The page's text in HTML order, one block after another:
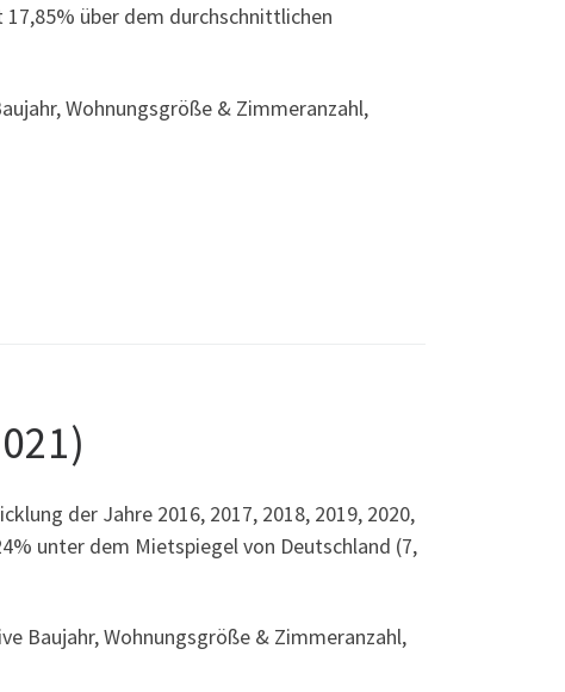
über dem durchschnittlichen
Wohnungsgröße & Zimmeranzahl,
der Jahre 2016, 2017, 2018, 2019, 2020,
unter dem Mietspiegel von Deutschland (7,
Baujahr, Wohnungsgröße & Zimmeranzahl,